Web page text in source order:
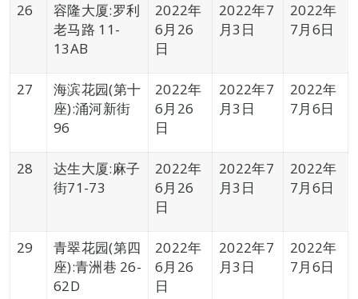
26
容隆大厦:罗利
老马路 11-
13AB
2022年
6月26
日
2022年7
月3日
2022年
7月6日
27
海滨花园(第十
座):涌河新街
96
2022年
6月26
日
2022年7
月3日
2022年
7月6日
28
达生大厦:麻子
街71-73
2022年
6月26
日
2022年7
月3日
2022年
7月6日
29
青翠花园(第四
座):青洲巷 26-
62D
2022年
6月26
日
2022年7
月3日
2022年
7月6日